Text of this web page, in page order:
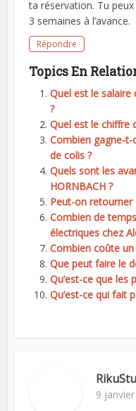
ta réservation. Tu
3 semaines à l’avance.
Répondre
Topics En
Quel est le salaire
?
Quel est le chiffre
Combien gagne-
de colis ?
Quels sont les
HORNBACH ?
Peut-on retourner
Combien de
électriques chez
Combien coûte
Que peut faire le
Qu’est-ce que les
Qu’est-ce qui fait
9